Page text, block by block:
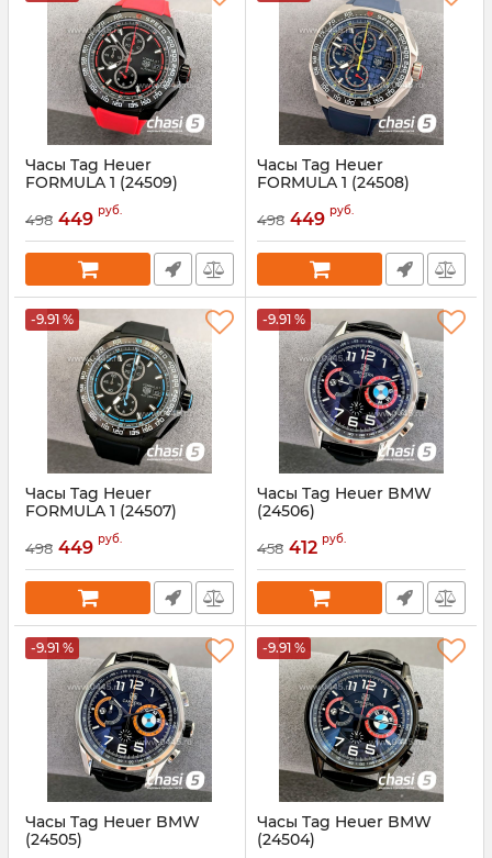
Часы Tag Heuer
FORMULA 1 (24509)
24509
498 449 руб.
Часы Tag Heuer
FORMULA 1 (24508)
24508
498 449 руб.
-9.91 %
Часы Tag Heuer
FORMULA 1 (24507)
24507
498 449 руб.
-9.91 %
Часы Tag Heuer BMW
(24506)
24506
458 412 руб.
-9.91 %
Часы Tag Heuer BMW
(24505)
-9.91 %
Часы Tag Heuer BMW
(24504)